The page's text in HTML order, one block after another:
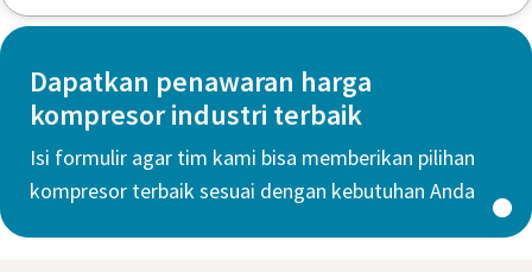
Dapatkan penawaran harga
kompresor industri terbaik
Isi formulir agar tim kami bisa memberikan pilihan
kompresor terbaik sesuai dengan kebutuhan Anda